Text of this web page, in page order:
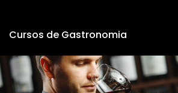
Cursos de Gastronomia